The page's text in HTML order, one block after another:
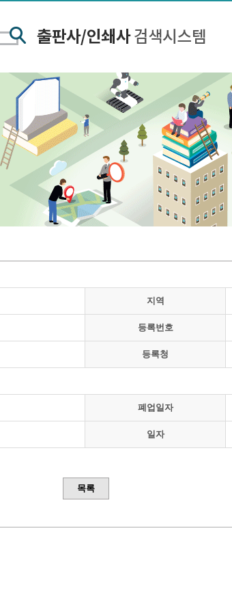
지역
등록번호
등록청
폐업일자
일자
목록